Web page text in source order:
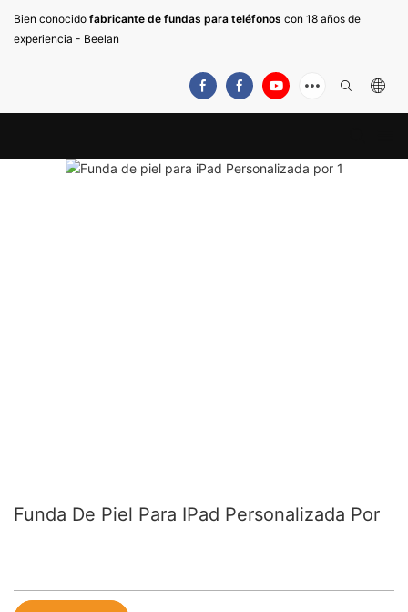
Bien conocido fabricante de fundas para teléfonos con 18 años de
experiencia - Beelan
Funda De Piel Para IPad Personalizada Por